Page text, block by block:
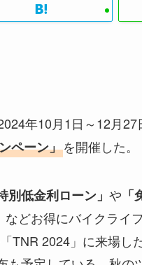
年10月1日～12月
ペーン」を開催した。
別低金利ローン」 や
などお得にバイクライ
TNR 2024」に来場し